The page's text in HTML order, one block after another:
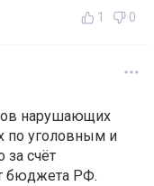
1 0
нарушающих
по уголовным и
счёт
бюджета РФ.